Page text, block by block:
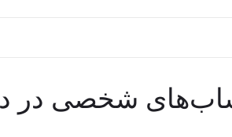
شخصی در